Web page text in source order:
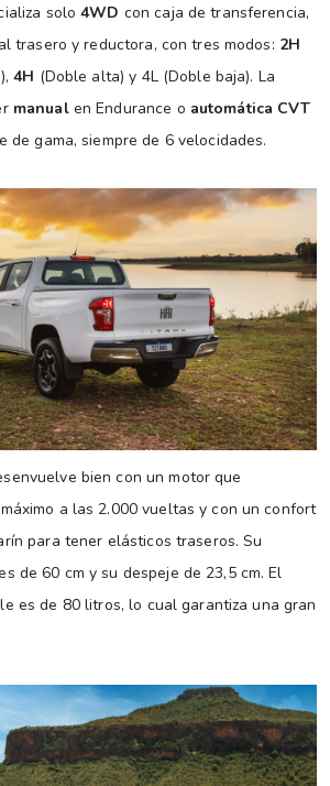
solo4WD con caja de transferencia,
trasero y reductora, con tres modos: 2H
4H (Doble alta) y 4L (Doble baja). La
manualen Endurance o automática CVT
de gama, siempre de 6 velocidades.
bien con un motor que
a las 2.000 vueltas y con un confort
para tener elásticos traseros. Su
de 60 cm y su despeje de 23,5 cm. El
es de 80 litros, lo cual garantiza una gran